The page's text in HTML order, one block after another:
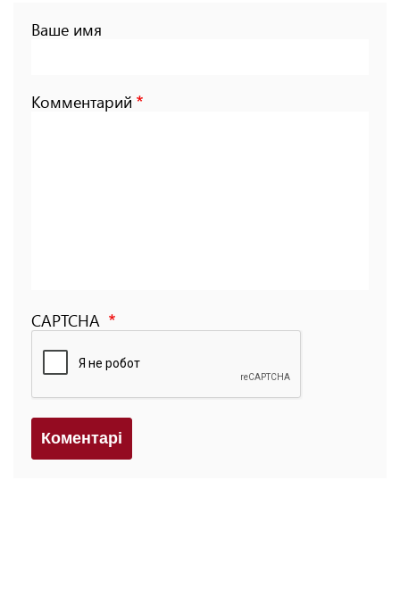
Ваше имя
Комментарий
CAPTCHA
Коментарi